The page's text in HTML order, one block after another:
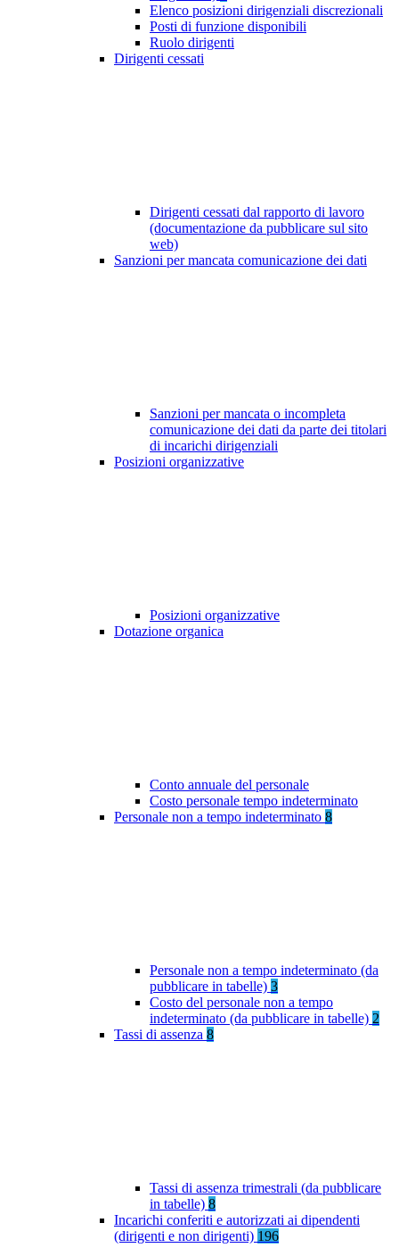
Elenco posizioni dirigenziali discrezionali
Posti di funzione disponibili
Ruolo dirigenti
Dirigenti cessati
Dirigenti cessati dal rapporto di lavoro
(documentazione da pubblicare sul sito
web)
Sanzioni per mancata comunicazione dei dati
Sanzioni per mancata o incompleta
comunicazione dei dati da parte dei titolari
di incarichi dirigenziali
Posizioni organizzative
Posizioni organizzative
Dotazione organica
Conto annuale del personale
Costo personale tempo indeterminato
Personale non a tempo indeterminato 8
Personale non a tempo indeterminato (da
pubblicare in tabelle) 3
Costo del personale non a tempo
indeterminato (da pubblicare in tabelle) 2
Tassi di assenza 8
Tassi di assenza trimestrali (da pubblicare
in tabelle) 8
Incarichi conferiti e autorizzati ai dipendenti
(dirigenti e non dirigenti) 196